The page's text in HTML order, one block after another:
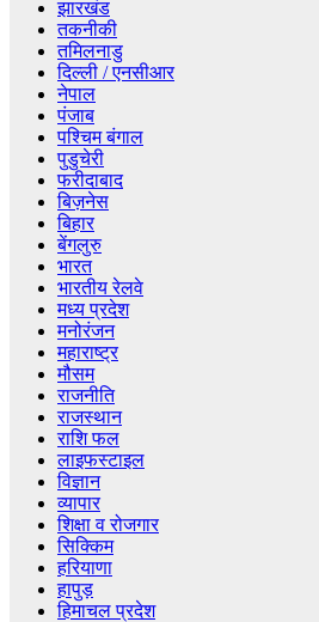
झारखंड
तकनीकी
तमिलनाडु
दिल्ली / एनसीआर
नेपाल
पंजाब
पश्चिम बंगाल
पुडुचेरी
फरीदाबाद
बिज़नेस
बिहार
बेंगलुरु
भारत
भारतीय रेलवे
मध्य प्रदेश
मनोरंजन
महाराष्ट्र
मौसम
राजनीति
राजस्थान
राशि फल
लाइफस्टाइल
विज्ञान
व्यापार
शिक्षा व रोजगार
सिक्किम
हरियाणा
हापुड़
हिमाचल प्रदेश